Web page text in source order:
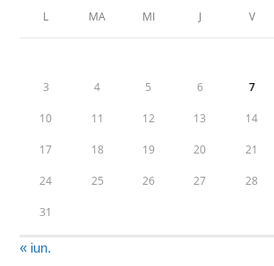
L MA MI J V
3 4 5 6 7
10 11 12 13 14
17 18 19 20 21
24 25 26 27 28
31
« iun.